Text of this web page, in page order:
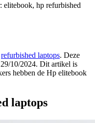
elitebook, hp refurbished
refurbished laptops. Deze
10/2024. Dit artikel is
hebben de Hp elitebook
laptops